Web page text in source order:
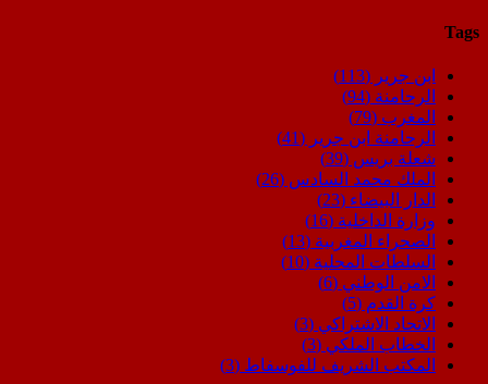
Tags
ابن جرير (113)
الرحامنة (94)
المغرب (79)
الرحامنة ابن جرير (41)
شعلة بريس (39)
الملك محمد السادس (26)
الدار البيضاء (23)
وزارة الداخلية (16)
الصحراء المغربية (13)
السلطات المحلية (10)
الامن الوطني (6)
كرة القدم (5)
الاتحاد الاشتراكي (3)
الخطاب الملكي (3)
المكتب الشريف للفوسفاط (3)